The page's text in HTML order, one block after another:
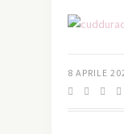
8 APRILE